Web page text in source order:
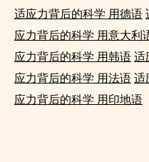
适应力背后的科学 用德语
应力背后的科学 用意大利
应力背后的科学 用韩语 适
应力背后的科学 用法语 适
应力背后的科学 用印地语